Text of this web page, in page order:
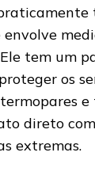
tem um
os
e
direto
extremas.